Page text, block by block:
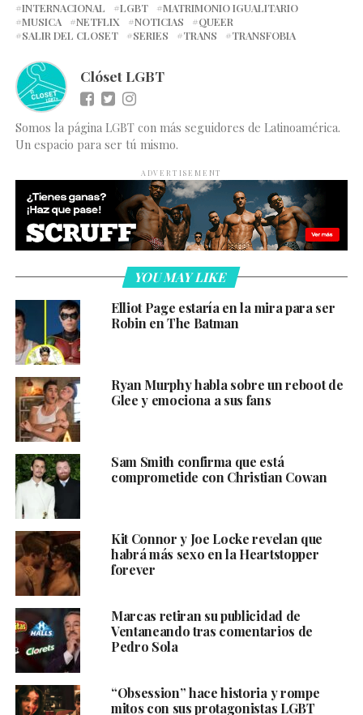
INTERNACIONAL
LGBT
MATRIMONIO IGUALITARIO
MUSICA
NETFLIX NOTICIAS
QUEER
SALIR DEL CLOSET
SERIES TRANS TRANSFOBIA
Clóset LGBT
Somos la página LGBT con más seguidores de Latinoamérica.
Un espacio para ser tú mismo.
ADVERTISEMENT
YOU MAY LIKE
Elliot Page estaría en la mira para ser
Robin en The Batman
Ryan Murphy habla sobre un reboot de
Glee y emociona a sus fans
Sam Smith confirma que está
comprometide con Christian Cowan
Kit Connor y Joe Locke revelan que
habrá más sexo en la Heartstopper
forever
Marcas retiran su publicidad de
Ventaneando tras comentarios de
Pedro Sola
“Obsession” hace historia y rompe
mitos con sus protagonistas LGBT